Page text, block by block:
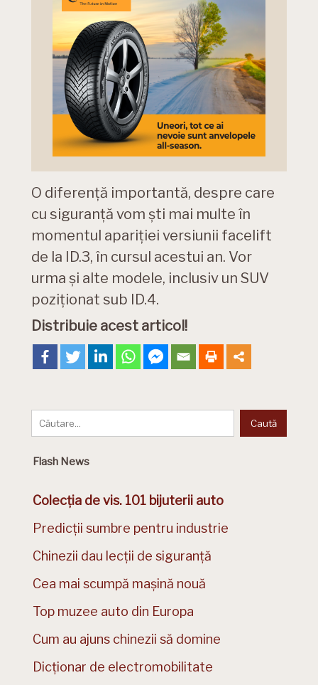
O diferență importantă, despre care
cu siguranță vom ști mai multe în
momentul apariției versiunii facelift
de la ID.3, în cursul acestui an. Vor
urma și alte modele, inclusiv un SUV
poziționat sub ID.4.
Distribuie acest articol!
Flash News
Colecția de vis. 101 bijuterii auto
Predicții sumbre pentru industrie
Chinezii dau lecții de siguranță
Cea mai scumpă mașină nouă
Top muzee auto din Europa
Cum au ajuns chinezii să domine
Dicționar de electromobilitate